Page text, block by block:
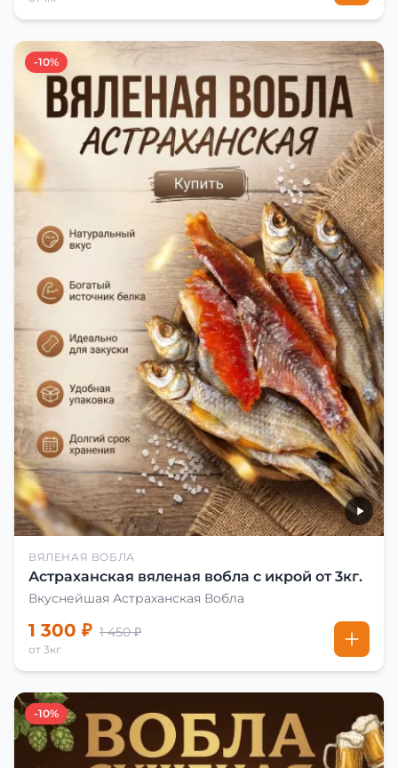
-10%
ВЯЛЕНАЯ ВОБЛА
Астраханская вяленая вобла с икрой от 3кг.
Вкуснейшая Астраханская Вобла
1 300 ₽ 1 450 ₽
от 3кг
-10%